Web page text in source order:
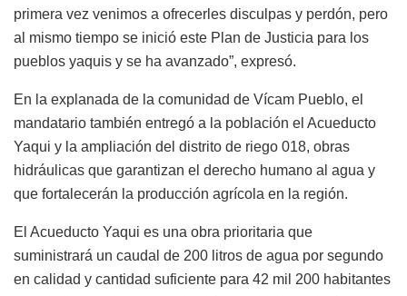
primera vez venimos a ofrecerles disculpas y perdón, pero
al mismo tiempo se inició este Plan de Justicia para los
pueblos yaquis y se ha avanzado”, expresó.
En la explanada de la comunidad de Vícam Pueblo, el
mandatario también entregó a la población el Acueducto
Yaqui y la ampliación del distrito de riego 018, obras
hidráulicas que garantizan el derecho humano al agua y
que fortalecerán la producción agrícola en la región.
El Acueducto Yaqui es una obra prioritaria que
suministrará un caudal de 200 litros de agua por segundo
en calidad y cantidad suficiente para 42 mil 200 habitantes